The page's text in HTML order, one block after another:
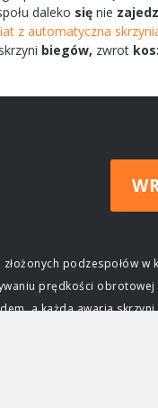
daleko się nie
z automatyczna
biegów, zwrot
podzespołów
prędkości
a każda awaria